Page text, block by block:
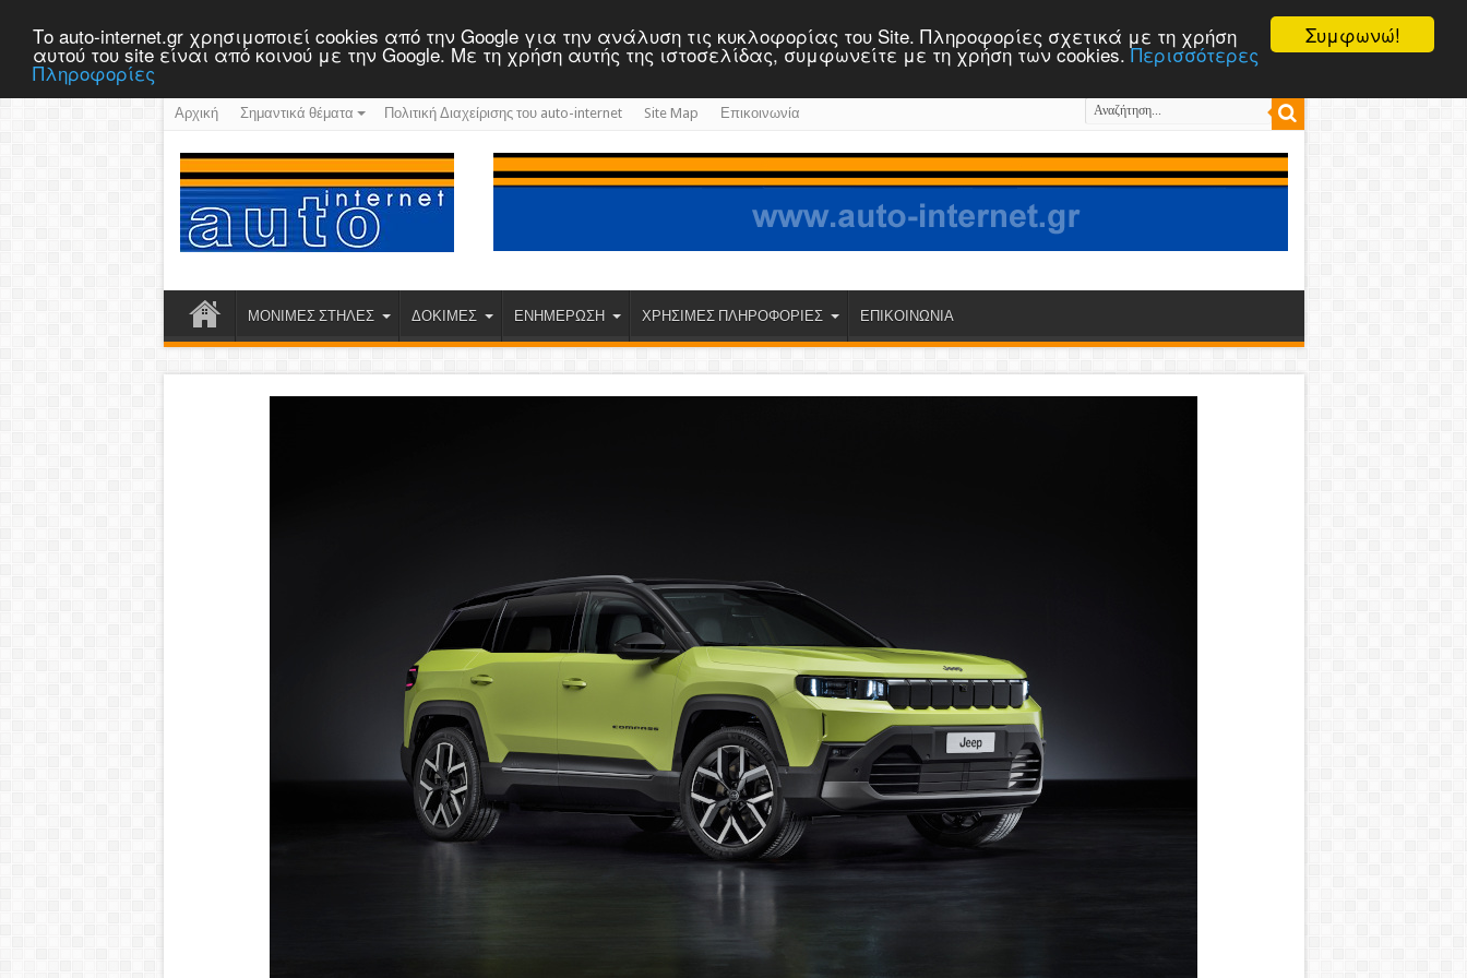
Συμφωνώ!
Το auto-internet.gr χρησιμοποιεί cookies από την Google για την ανάλυση τις κυκλοφορίας του Site. Πληροφορίες σχετικά με τη χρήση
αυτού του site είναι από κοινού με την Google. Με τη χρήση αυτής της ιστοσελίδας, συμφωνείτε με τη χρήση των cookies.Περισσότερες
Πληροφορίες
Αρχική Σημαντικά θέματα Πολιτική Διαχείρισης του auto-internet Site Map Επικοινωνία
ΜΟΝΙΜΕΣ ΣΤΗΛΕΣ ΔΟΚΙΜΕΣ ΕΝΗΜΕΡΩΣΗ ΧΡΗΣΙΜΕΣ ΠΛΗΡΟΦΟΡΙΕΣ ΕΠΙΚΟΙΝΩΝΙΑ